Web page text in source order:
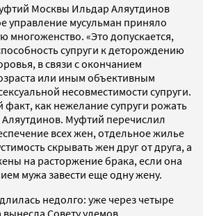
Москвы Ильдар Аляутдинов
управление мусульман приняло
«Это допускается,
супруги к деторождению
в связи с окончанием
или иным объективным
несовместимости супруги.
факт, как нежелание супруги рожать
Аляутдинов. Муфтий перечислил
всех жен, отдельное жилье
скрывать жен друг от друга, а
на расторжение брака, если она
мужа завести еще одну жену.
недолго: уже через четыре
вынесла Совету улемов